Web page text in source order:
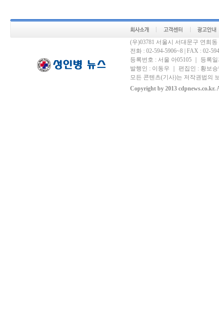
(우)03781 서울시 서대문구 연희
전화 : 02-594-5906~8 | FAX : 02-
등록번호 : 서울 아05105 ｜ 등록
발행인 : 이동우 ｜ 편집인 : 황보
모든 콘텐츠(기사)는 저작권법의
Copyright by 2013 cdpnews.co.kr.